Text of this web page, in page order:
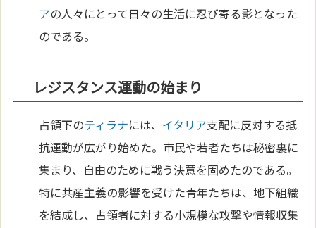
アの人々にとって日々の生活に忍び寄る影となった
のである。
レジスタンス運動の始まり
占領下のティラナには、 イタリア支配に反対する抵
抗運動が広がり始めた。市民や若者たちは秘密裏に
集まり、自由のために戦う決意を固めたのである。
特に共産主義の影響を受けた青年たちは、地下組織
を結成し、占領者に対する小規模な攻撃や情報収集